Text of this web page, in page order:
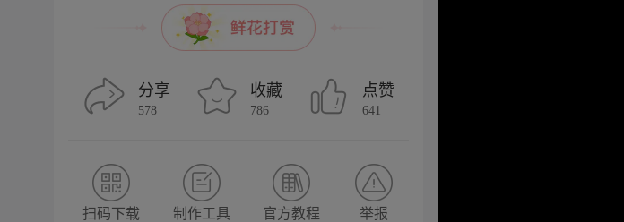
分享
578
收藏
786
点赞
641
扫码下载 制作工具 官方教程 举报